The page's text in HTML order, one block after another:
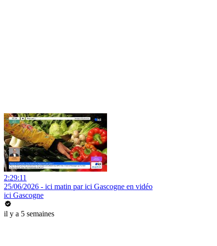
2:29:11
25/06/2026 - ici matin par ici Gascogne en vidéo
ici Gascogne
il y a 5 semaines